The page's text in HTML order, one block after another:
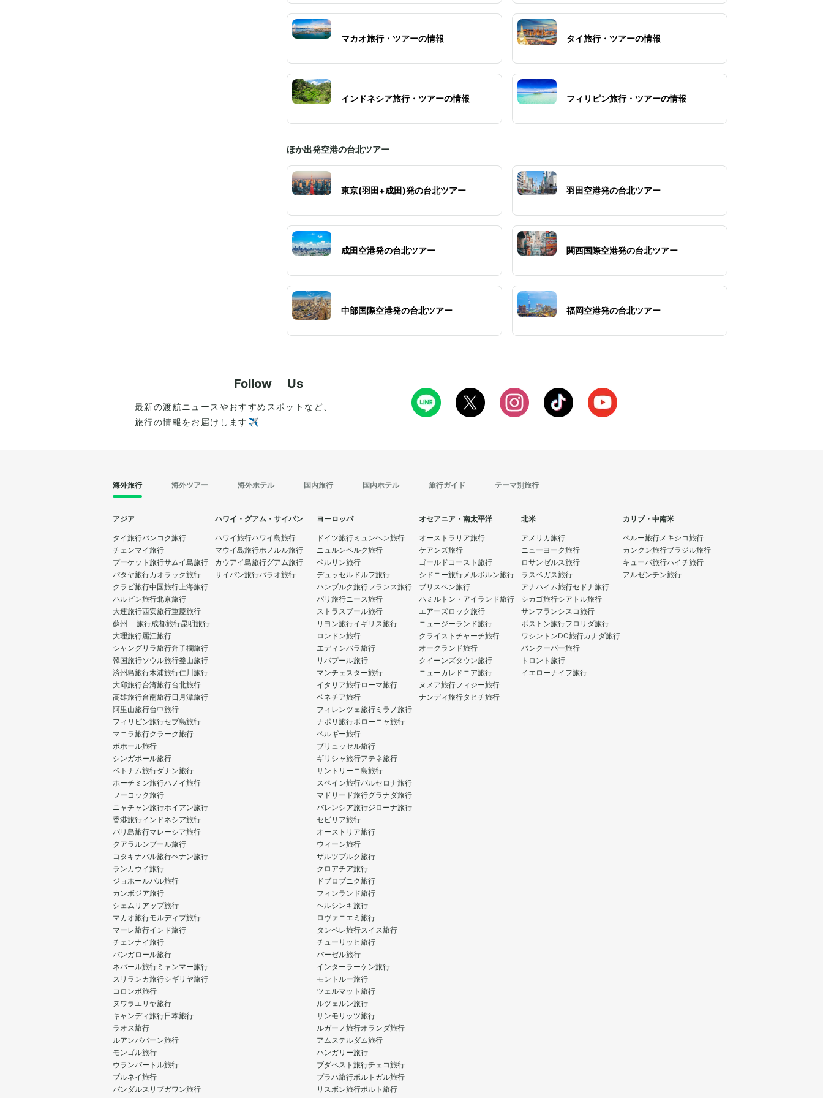
マカオ旅行・ツアーの情報 タイ旅行・ツアーの情報
インドネシア旅行・ツアーの情報 フィリピン旅行・ツアーの情報
ほか出発空港の台北ツアー
東京(羽田+成田)発の台北ツアー 羽田空港発の台北ツアー
成田空港発の台北ツアー 関西国際空港発の台北ツアー
中部国際空港発の台北ツアー 福岡空港発の台北ツアー
Follow Us
最新の渡航ニュースやおすすめスポットなど、
旅行の情報をお届けします✈️
海外旅行 海外ツアー 海外ホテル 国内旅行 国内ホテル 旅行ガイド テーマ別旅行
アジア
タイ旅行バンコク旅行
チェンマイ旅行
プーケット旅行サムイ島旅行
パタヤ旅行カオラック旅行
クラビ旅行中国旅行上海旅行
ハルビン旅行北京旅行
大連旅行西安旅行重慶旅行
蘇州 旅行成都旅行昆明旅行
大理旅行麗江旅行
シャングリラ旅行奔子欄旅行
韓国旅行ソウル旅行釜山旅行
済州島旅行木浦旅行仁川旅行
大邱旅行台湾旅行台北旅行
高雄旅行台南旅行日月潭旅行
阿里山旅行台中旅行
フィリピン旅行セブ島旅行
マニラ旅行クラーク旅行
ボホール旅行
シンガポール旅行
ベトナム旅行ダナン旅行
ホーチミン旅行ハノイ旅行
フーコック旅行
ニャチャン旅行ホイアン旅行
香港旅行インドネシア旅行
バリ島旅行マレーシア旅行
クアラルンプール旅行
コタキナバル旅行ぺナン旅行
ランカウイ旅行
ジョホールバル旅行
カンボジア旅行
シェムリアップ旅行
マカオ旅行モルディブ旅行
マーレ旅行インド旅行
チェンナイ旅行
バンガロール旅行
ネパール旅行 ミャンマー旅行
スリランカ旅行シギリヤ旅行
コロンボ旅行
ヌワラエリヤ旅行
キャンディ旅行日本旅行
ラオス旅行
ルアンパバーン旅行
モンゴル旅行
ウランバートル旅行
ブルネイ旅行
バンダルスリブガワン旅行
ハワイ・グアム・サイパン
ハワイ旅行ハワイ島旅行
マウイ島旅行ホノルル旅行
カウアイ島旅行グアム旅行
サイパン旅行パラオ旅行
ヨーロッパ
ドイツ旅行 ミュンヘン旅行
ニュルンベルク旅行
ベルリン旅行
デュッセルドルフ旅行
ハンブルク旅行フランス旅行
パリ旅行ニース旅行
ストラスブール旅行
リヨン旅行イギリス旅行
ロンドン旅行
エディンバラ旅行
リバプール旅行
マンチェスター旅行
イタリア旅行ローマ旅行
ベネチア旅行
フィレンツェ旅行 ミラノ旅行
ナポリ旅行ボローニャ旅行
ベルギー旅行
ブリュッセル旅行
ギリシャ旅行アテネ旅行
サントリーニ島旅行
スペイン旅行バルセロナ旅行
マドリード旅行グラナダ旅行
バレンシア旅行ジローナ旅行
セビリア旅行
オーストリア旅行
ウィーン旅行
ザルツブルク旅行
クロアチア旅行
ドブロブニク旅行
フィンランド旅行
ヘルシンキ旅行
ロヴァニエミ旅行
タンペレ旅行スイス旅行
チューリッヒ旅行
バーゼル旅行
インターラーケン旅行
モントルー旅行
ツェルマット旅行
ルツェルン旅行
サンモリッツ旅行
ルガーノ旅行オランダ旅行
アムステルダム旅行
ハンガリー旅行
ブダペスト旅行チェコ旅行
プラハ旅行ポルトガル旅行
リスボン旅行ポルト旅行
オセアニア・南太平洋
オーストラリア旅行
ケアンズ旅行
ゴールドコースト旅行
シドニー旅行メルボルン旅行
ブリスベン旅行
ハミルトン・アイランド旅行
エアーズロック旅行
ニュージーランド旅行
クライストチャーチ旅行
オークランド旅行
クイーンズタウン旅行
ニューカレドニア旅行
ヌメア旅行フィジー旅行
ナンディ旅行タヒチ旅行
北米
アメリカ旅行
ニューヨーク旅行
ロサンゼルス旅行
ラスベガス旅行
アナハイム旅行セドナ旅行
シカゴ旅行シアトル旅行
サンフランシスコ旅行
ボストン旅行フロリダ旅行
ワシントンDC旅行カナダ旅行
バンクーバー旅行
トロント旅行
イエローナイフ旅行
カリブ・中南米
ペルー旅行メキシコ旅行
カンクン旅行ブラジル旅行
キューバ旅行ハイチ旅行
アルゼンチン旅行